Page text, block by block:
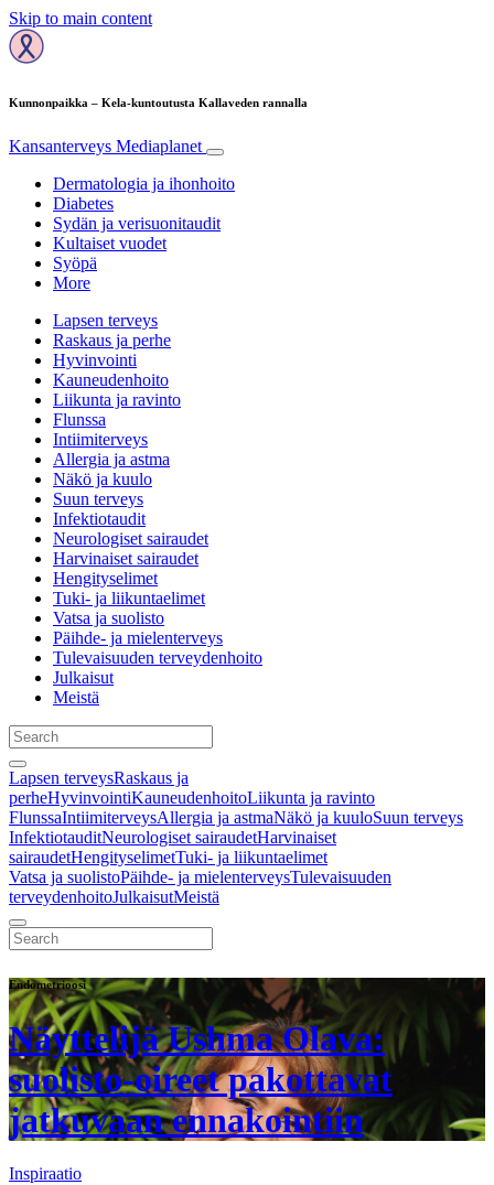
Skip to main content
Kunnonpaikka – Kela-kuntoutusta Kallaveden rannalla
Kansanterveys Mediaplanet
Dermatologia ja ihonhoito
Diabetes
Sydän ja verisuonitaudit
Kultaiset vuodet
Syöpä
More
Lapsen terveys
Raskaus ja perhe
Hyvinvointi
Kauneudenhoito
Liikunta ja ravinto
Flunssa
Intiimiterveys
Allergia ja astma
Näkö ja kuulo
Suun terveys
Infektiotaudit
Neurologiset sairaudet
Harvinaiset sairaudet
Hengityselimet
Tuki- ja liikuntaelimet
Vatsa ja suolisto
Päihde- ja mielenterveys
Tulevaisuuden terveydenhoito
Julkaisut
Meistä
Lapsen terveysRaskaus ja
perheHyvinvointiKauneudenhoitoLiikunta ja ravinto
FlunssaIntiimiterveysAllergia ja astmaNäkö ja kuuloSuun terveys
InfektiotauditNeurologiset sairaudetHarvinaiset
sairaudetHengityselimetTuki- ja liikuntaelimet
Vatsa ja suolistoPäihde- ja mielenterveysTulevaisuuden
terveydenhoitoJulkaisutMeistä
Endometrioosi
Näyttelijä Ushma Olava:
suolisto-oireet pakottavat
jatkuvaan ennakointiin
Inspiraatio